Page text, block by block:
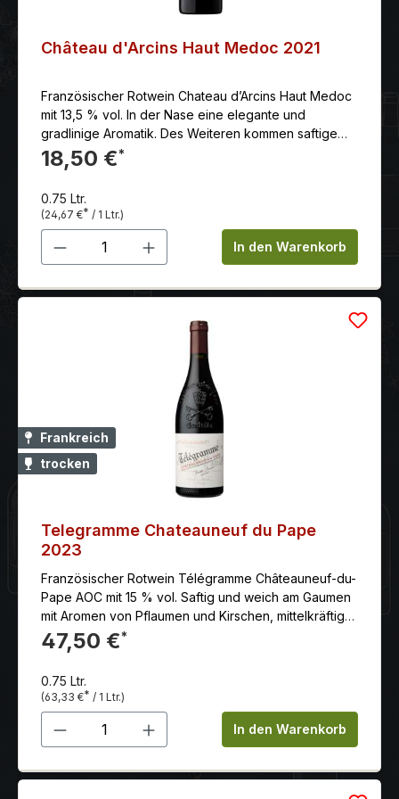
Château d'Arcins Haut Medoc 2021
Französischer Rotwein Chateau d’Arcins Haut Medoc
mit 13,5 % vol. In der Nase eine elegante und
gradlinige Aromatik. Des Weiteren kommen saftige
und frische Aromen von Cassis, Brombeere und
Schlehe zum Vorschein. Begleitet werden sie von
Zigarrenkiste erinnern.
18,50 €*
0.75 Ltr.
(24,67 €* / 1 Ltr.)
Produkt Anzahl: Gib denIn den Warenkorb
Frankreich
trocken
Telegramme Chateauneuf du Pape
2023
Französischer Rotwein Télégramme Châteauneuf-du-
Pape AOC mit 15 % vol. Saftig und weich am Gaumen
mit Aromen von Pflaumen und Kirschen, mittelkräftige
Struktur, seidiges Tannin als jugendlich frischer
Begleiter von Kurzgebratenem vom Rind, köstlich
jugendlich frischer Begleiter von Kurzgebratenem
vom Rind, köstlich auch zur Wildente oder Gans
Serviertemperatur: 18.00 lagerbar bis (mind.): 8 – 10
jahre Herstellung: Für Télégramme werden alle
schonend entrappt und 15 bis 20 Tage lang
47,50 €*
0.75 Ltr.
(63,33 €* / 1 Ltr.)
Produkt Anzahl: Gib denIn den Warenkorb